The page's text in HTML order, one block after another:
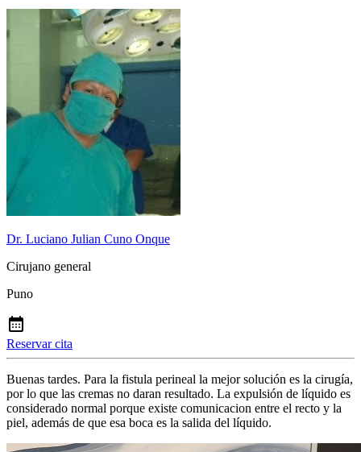
Dr. Luciano Julian Cuno Onque
Cirujano general
Puno
Reservar cita
Buenas tardes. Para la fistula perineal la mejor solución es la cirugía,
por lo que las cremas no daran resultado. La expulsión de líquido es
considerado normal porque existe comunicacion entre el recto y la
piel, además de que esa boca es la salida del líquido.